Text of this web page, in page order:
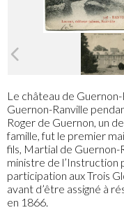
Le château de
Guernon-Ranville
Roger de Guernon, un
famille, fut le premier
fils, Martial de Guernon-
ministre de l’Instruction
participation aux Trois
avant d’être assigné à
en 1866.